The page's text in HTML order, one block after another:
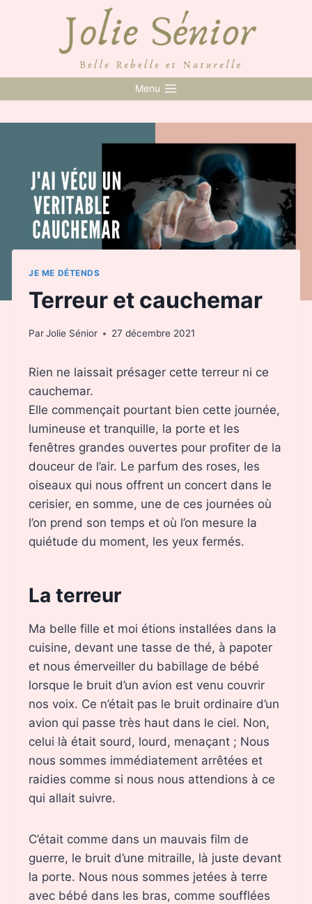
Menu
JE ME DÉTENDS
Terreur et cauchemar
ParJolie Sénior 27 décembre 2021
Rien ne laissait présager cette terreur ni ce
cauchemar.
Elle commençait pourtant bien cette journée,
lumineuse et tranquille, la porte et les
fenêtres grandes ouvertes pour profiter de la
douceur de l’air. Le parfum des roses, les
oiseaux qui nous offrent un concert dans le
cerisier, en somme, une de ces journées où
l’on prend son temps et où l’on mesure la
quiétude du moment, les yeux fermés.
La terreur
Ma belle fille et moi étions installées dans la
cuisine, devant une tasse de thé, à papoter
et nous émerveiller du babillage de bébé
lorsque le bruit d’un avion est venu couvrir
nos voix. Ce n’était pas le bruit ordinaire d’un
avion qui passe très haut dans le ciel. Non,
celui là était sourd, lourd, menaçant ; Nous
nous sommes immédiatement arrêtées et
raidies comme si nous nous attendions à ce
qui allait suivre.
C’était comme dans un mauvais film de
guerre, le bruit d’une mitraille, là juste devant
la porte. Nous nous sommes jetées à terre
avec bébé dans les bras, comme soufflées